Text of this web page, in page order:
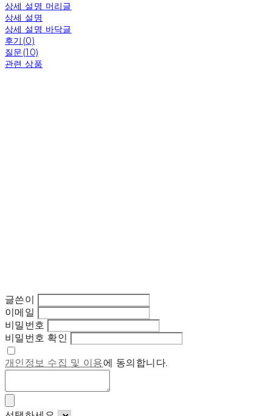
상세 설명 머리글
상세 설명
상세 설명 바닥글
후기(0)
질문(10)
관련 상품
글쓴이
이메일
비밀번호
비밀번호 확인
개인정보 수집 및 이용에 동의합니다.